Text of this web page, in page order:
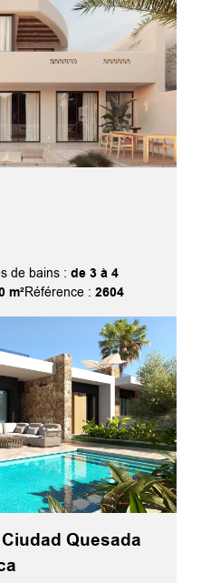
de bains :de 3 à 4
m²Référence :2604
Quesada